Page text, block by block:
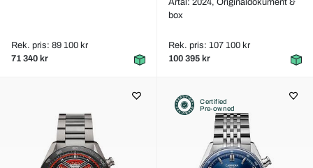
Rek. pris: 89 100 kr
71 340 kr
Årtal: 2024, Originaldokument &
box
Rek. pris: 107 100 kr
100 395 kr
Certified
Pre-owned